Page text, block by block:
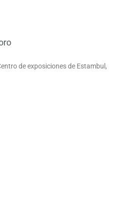
de exposiciones de Estambul,